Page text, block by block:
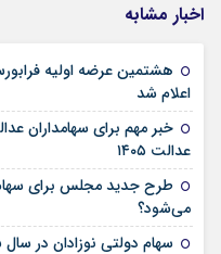
اخبار مشابه
اعلام شد
خبر مهم برای سهامداران
عدالت ۱۴۰۵
طرح جدید مجلس برای
می‌شود؟